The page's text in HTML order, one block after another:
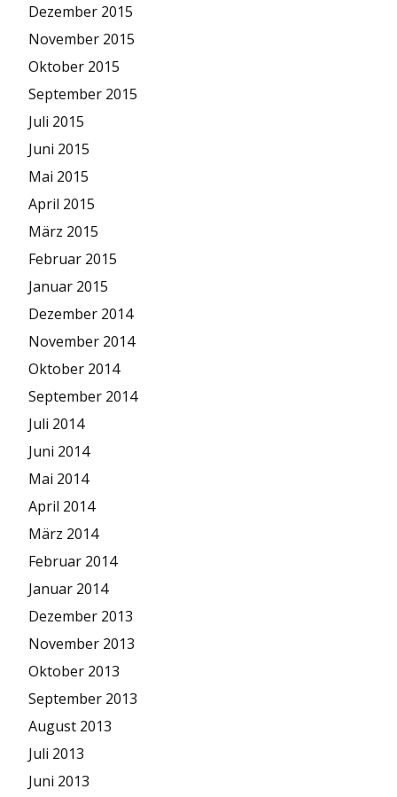
Dezember 2015
November 2015
Oktober 2015
September 2015
Juli 2015
Juni 2015
Mai 2015
April 2015
März 2015
Februar 2015
Januar 2015
Dezember 2014
November 2014
Oktober 2014
September 2014
Juli 2014
Juni 2014
Mai 2014
April 2014
März 2014
Februar 2014
Januar 2014
Dezember 2013
November 2013
Oktober 2013
September 2013
August 2013
Juli 2013
Juni 2013